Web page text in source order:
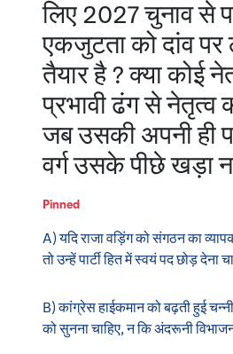
लिए 2027 चुनाव से
एकजुटता को दांव पर
तैयार है ? क्या कोई
प्रभावी ढंग से नेतृत्व
जब उसकी अपनी ही
वर्ग उसके पीछे खड़ा न
Pinned
A) यदि राजा वड़िंग को संगठन का
तो उन्हें पार्टी हित में स्वयं पद छोड़ देना
B) कांग्रेस हाईकमान को बढ़ती हुई
को सुनना चाहिए, न कि अंदरूनी